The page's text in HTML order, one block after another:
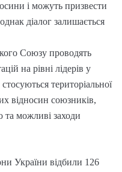
і можуть призвести
діалог залишається
Союзу проводять
на рівні лідерів у
територіальної
відносин союзників,
можливі заходи
України відбили 126